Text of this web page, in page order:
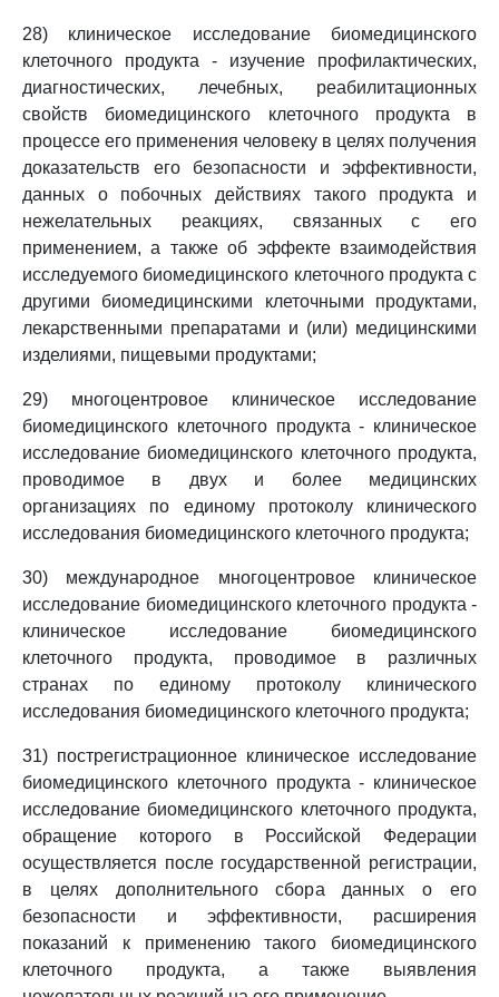
28) клиническое исследование биомедицинского
клеточного продукта - изучение профилактических,
диагностических, лечебных, реабилитационных
свойств биомедицинского клеточного продукта в
процессе его применения человеку в целях получения
доказательств его безопасности и эффективности,
данных о побочных действиях такого продукта и
нежелательных реакциях, связанных с его
применением, а также об эффекте взаимодействия
исследуемого биомедицинского клеточного продукта с
другими биомедицинскими клеточными продуктами,
лекарственными препаратами и (или) медицинскими
изделиями, пищевыми продуктами;
29) многоцентровое клиническое исследование
биомедицинского клеточного продукта - клиническое
исследование биомедицинского клеточного продукта,
проводимое в двух и более медицинских
организациях по единому протоколу клинического
исследования биомедицинского клеточного продукта;
30) международное многоцентровое клиническое
исследование биомедицинского клеточного продукта -
клиническое исследование биомедицинского
клеточного продукта, проводимое в различных
странах по единому протоколу клинического
исследования биомедицинского клеточного продукта;
31) пострегистрационное клиническое исследование
биомедицинского клеточного продукта - клиническое
исследование биомедицинского клеточного продукта,
обращение которого в Российской Федерации
осуществляется после государственной регистрации,
в целях дополнительного сбора данных о его
безопасности и эффективности, расширения
показаний к применению такого биомедицинского
клеточного продукта, а также выявления